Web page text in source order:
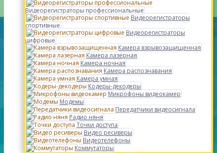
Видеорегистраторы профессиональные
Видеорегистраторы
спортивные
Видеорегистраторы
цифровые
Камера взрывозащищенная
Камера лазерная
Камера ночная
Камера распознавания
Камера умная
Кодеры-декодеры
Микрофоны видеокамер
Модемы
Передатчики видеосигнала
Радио няня
Точки доступа
Видео ресиверы
Видеотелефоны
Коммутаторы